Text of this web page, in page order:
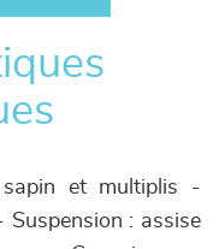
sapin et multiplis -
Suspension : assise